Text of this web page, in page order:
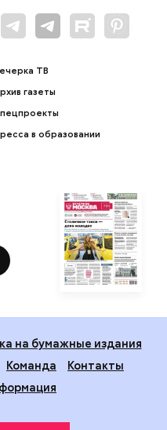
ТВ
газеты
в образовании
на бумажные издания
Команда
Контакты